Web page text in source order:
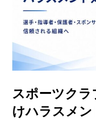
スポーツク
けハラスメン